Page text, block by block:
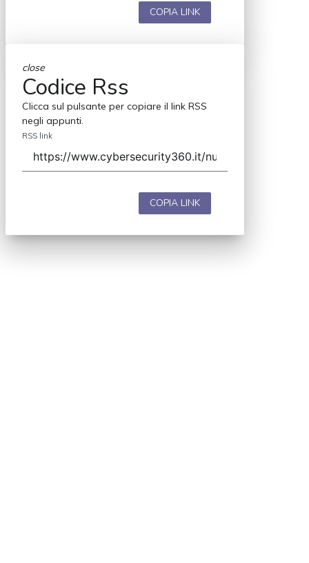
COPIA LINK
close
Codice Rss
Clicca sul pulsante per copiare il link RSS
negli appunti.
RSS link
COPIA LINK